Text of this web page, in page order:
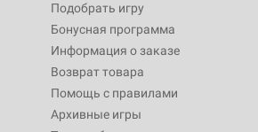
Подобрать игру
Бонусная программа
Информация о заказе
Возврат товара
Помощь с правилами
Архивные игры